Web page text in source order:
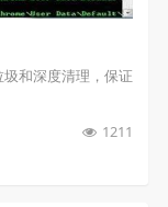
和深度清理，保证
1211